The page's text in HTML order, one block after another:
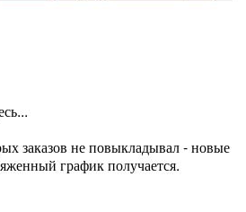
заказов не повыкладывал - новые
график получается.